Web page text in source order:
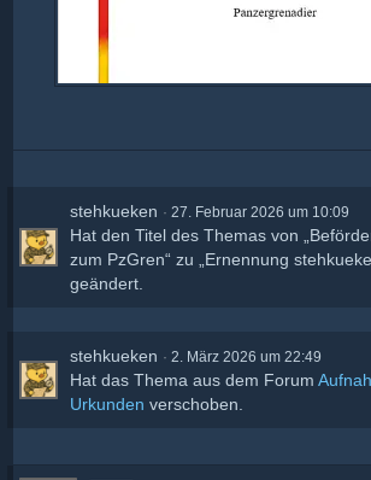
stehkueken 27. Februar 2026 um 10:09
Hat den Titel des Themas von
zum PzGren“ zu „Ernennung
geändert.
stehkueken 2. März 2026 um 22:49
Hat das Thema aus dem Forum
Urkunden verschoben.